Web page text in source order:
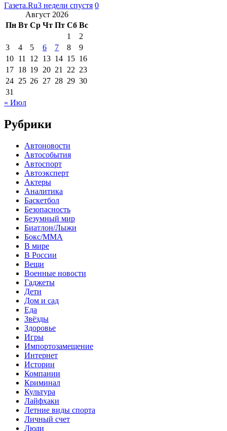
Газета.Ru3 недели спустя 0
Август 2026
Пн Вт Ср Чт Пт Сб Вс
1
2
3
4 5 6 7 8
9
10 11 12 13 14 15 16
17 18 19 20 21 22 23
24 25 26 27 28 29 30
31
« Июл
Рубрики
Автоновости
Автособытия
Автоспорт
Автоэксперт
Актеры
Аналитика
Баскетбол
Безопасность
Безумный мир
Биатлон/Лыжи
Бокс/MMA
В мире
В России
Вещи
Военные новости
Гаджеты
Дети
Дом и сад
Еда
Звёзды
Здоровье
Игры
Импортозамещение
Интернет
Истории
Компании
Криминал
Культура
Лайфхаки
Летние виды спорта
Личный счет
Люди